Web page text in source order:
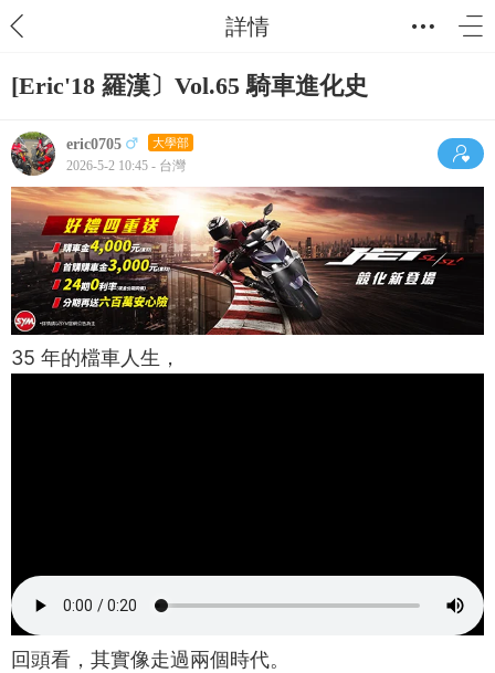
詳情
[Eric'18 羅漢〕Vol.65 騎車進化史
eric0705 大學部
2026-5-2 10:45 - 台灣
35 年的檔車人生，
回頭看，其實像走過兩個時代。